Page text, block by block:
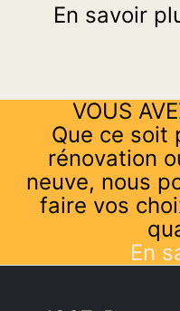
En savoir
VOUS
Que ce soit
rénovation
neuve, nous
faire vos
En